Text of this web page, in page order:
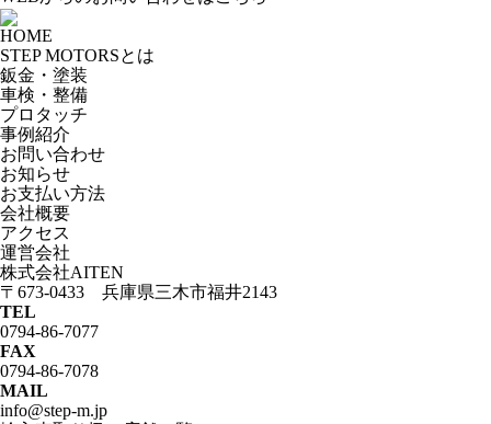
HOME
STEP MOTORSとは
鈑金・塗装
車検・整備
プロタッチ
事例紹介
お問い合わせ
お知らせ
お支払い方法
会社概要
アクセス
運営会社
株式会社AITEN
〒673-0433 兵庫県三木市福井2143
TEL
0794-86-7077
FAX
0794-86-7078
MAIL
info@step-m.jp